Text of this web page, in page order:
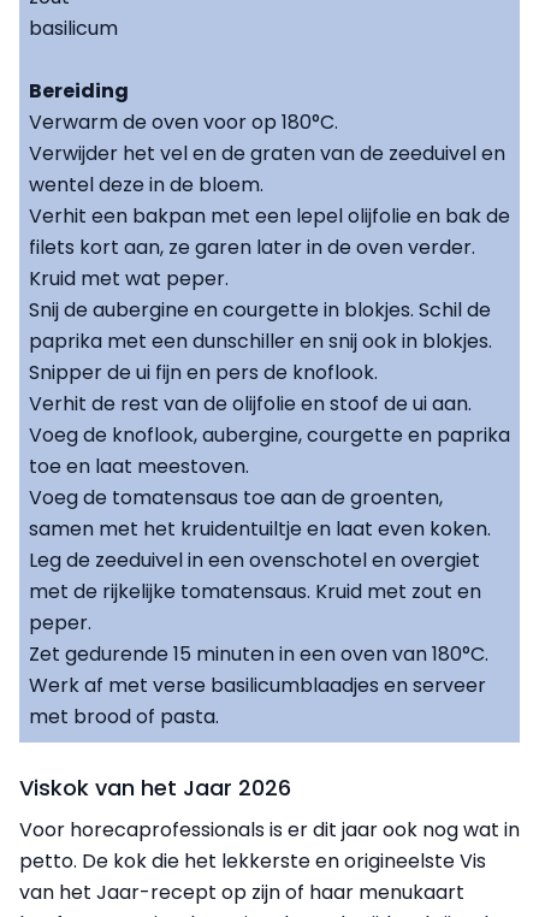
basilicum
Bereiding
Verwarm de oven voor op 180°C.
Verwijder het vel en de graten van de zeeduivel en
wentel deze in de bloem.
Verhit een bakpan met een lepel olijfolie en bak de
filets kort aan, ze garen later in de oven verder.
Kruid met wat peper.
Snij de aubergine en courgette in blokjes. Schil de
paprika met een dunschiller en snij ook in blokjes.
Snipper de ui fijn en pers de knoflook.
Verhit de rest van de olijfolie en stoof de ui aan.
Voeg de knoflook, aubergine, courgette en paprika
toe en laat meestoven.
Voeg de tomatensaus toe aan de groenten,
samen met het kruidentuiltje en laat even koken.
Leg de zeeduivel in een ovenschotel en overgiet
met de rijkelijke tomatensaus. Kruid met zout en
peper.
Zet gedurende 15 minuten in een oven van 180°C.
Werk af met verse basilicumblaadjes en serveer
met brood of pasta.
Viskok van het Jaar 2026
Voor horecaprofessionals is er dit jaar ook nog wat in
petto. De kok die het lekkerste en origineelste Vis
van het Jaar-recept op zijn of haar menukaart